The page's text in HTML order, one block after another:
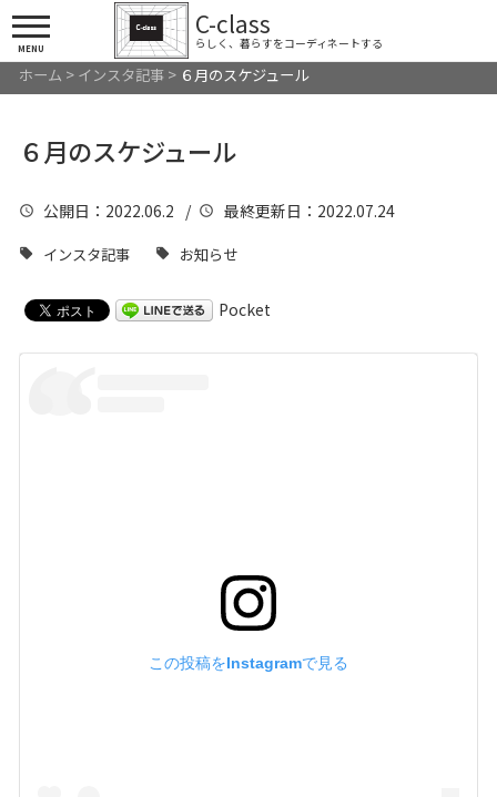
C-class
らしく、暮らすをコーディネートする
MENU
ホーム > インスタ記事> ６月のスケジュール
６月のスケジュール
公開日 ：2022.06.2 / 最終更新日 ：2022.07.24
インスタ記事 お知らせ
Pocket
この投稿をInstagramで見る